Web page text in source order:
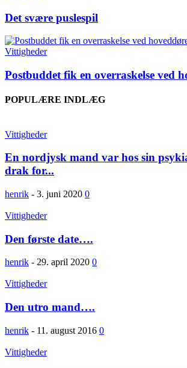
Det svære puslespil
Vittigheder
Postbuddet fik en overraskelse ved
POPULÆRE INDLÆG
Vittigheder
En nordjysk mand var hos sin
drak for...
henrik - 3. juni 2020 0
Vittigheder
Den første date….
henrik - 29. april 2020 0
Vittigheder
Den utro mand….
henrik - 11. august 2016 0
Vittigheder